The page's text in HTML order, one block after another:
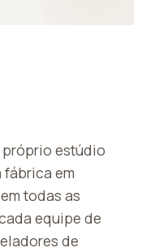
próprio estúdio
fábrica em
todas as
equipe de
de